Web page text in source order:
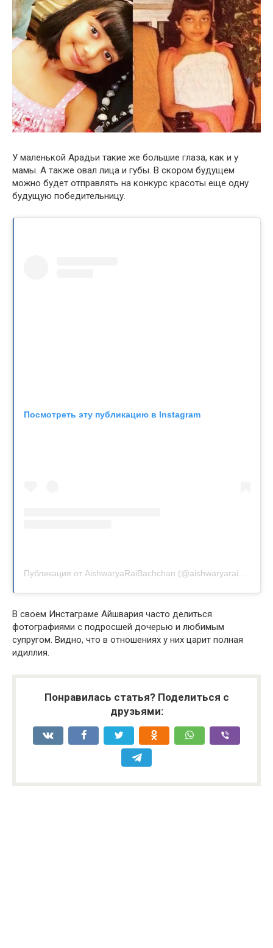
У маленькой Арадьи такие же большие глаза, как и у
мамы. А также овал лица и губы. В скором будущем
можно будет отправлять на конкурс красоты еще одну
будущую победительницу.
Посмотреть эту публикацию в Instagram
В своем Инстаграме Айшвария часто делиться
фотографиями с подросшей дочерью и любимым
супругом. Видно, что в отношениях у них царит полная
идиллия.
Понравилась статья? Поделиться с
друзьями: